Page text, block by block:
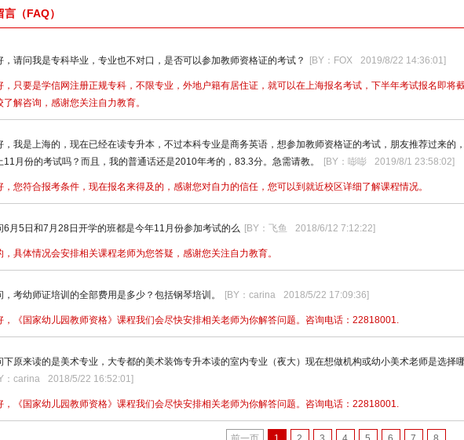
（FAQ）
，请问我是专科毕业，专业也不对口，是否可以参加教师资格证的考试？ [BY：FOX 2019/8/22 14:36:01]
，只要是学信网注册正规专科，不限专业，外地户籍有居住证，就可以在上海报名考试，下半年考试报名即将
了解咨询，感谢您关注自力教育。
，我是上海的，现在已经在读专升本，不过本科专业是商务英语，想参加教师资格证的考试，朋友推荐过来的
11月份的考试吗？而且，我的普通话还是2010年考的，83.3分。急需请教。
[BY：嘭嘭 2019/8/1 23:58:02]
，您符合报考条件，现在报名来得及的，感谢您对自力的信任，您可以到就近校区详细了解课程情况。
6月5日和7月28日开学的班都是今年11月份参加考试的么 [BY：飞鱼 2018/6/12 7:12:22]
，具体情况会安排相关课程老师为您答疑，感谢您关注自力教育。
，考幼师证培训的全部费用是多少？包括钢琴培训。 [BY：carina 2018/5/22 17:09:36]
，《国家幼儿园教师资格》课程我们会尽快安排相关老师为你解答问题。咨询电话：22818001.
下原来读的是美术专业，大专都的美术装饰专升本读的室内专业（夜大）现在想做机构或幼小美术老师是选择
：carina
2018/5/22 16:52:01]
，《国家幼儿园教师资格》课程我们会尽快安排相关老师为你解答问题。咨询电话：22818001.